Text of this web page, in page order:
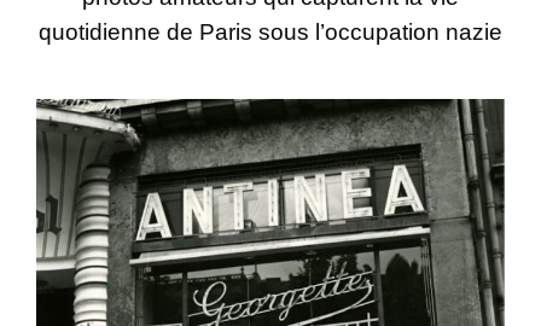
quotidienne de Paris sous l’occupation nazie